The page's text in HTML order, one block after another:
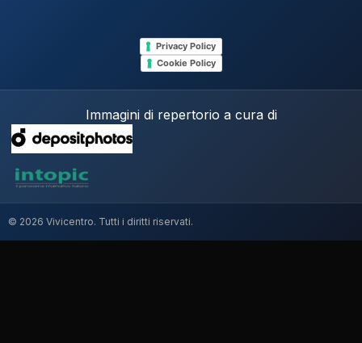
Privacy Policy
Cookie Policy
Immagini di repertorio a cura di
© 2026 Vivicentro. Tutti i diritti riservati.